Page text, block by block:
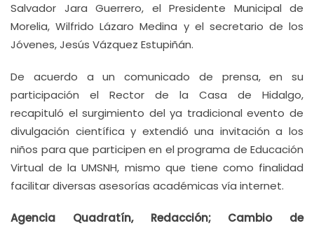
Salvador Jara Guerrero, el Presidente Municipal de
Morelia, Wilfrido Lázaro Medina y el secretario de los
Jóvenes, Jesús Vázquez Estupiñán.
De acuerdo a un comunicado de prensa, en su
participación el Rector de la Casa de Hidalgo,
recapituló el surgimiento del ya tradicional evento de
divulgación científica y extendió una invitación a los
niños para que participen en el programa de Educación
Virtual de la UMSNH, mismo que tiene como finalidad
facilitar diversas asesorías académicas vía internet.
Agencia Quadratín, Redacción; Cambio de